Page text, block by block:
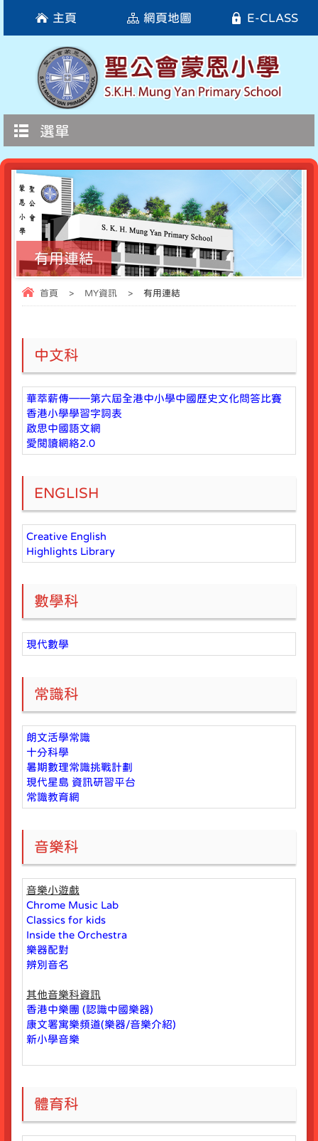
選單
E-CLASS
網頁地圖
主頁
有用連結
首頁 > MY資訊 > 有用連結
中文科
華萃薪傳——第六屆全港中小學中國歷史文化問答比賽
香港小學學習字詞表
啟思中國語文網
愛閱讀網絡2.0
ENGLISH
Creative English
Highlights Library
數學科
現代數學
常識科
朗文活學常識
十分科學
暑期數理常識挑戰計劃
現代星島 資訊研習平台
常識教育網
音樂科
音樂小遊戲
Chrome Music Lab
Classics for kids
Inside the Orchestra
樂器配對
辨別音名
其他音樂科資訊
香港中樂團 (認識中國樂器)
康文署寓樂頻道(樂器/音樂介紹)
新小學音樂
體育科